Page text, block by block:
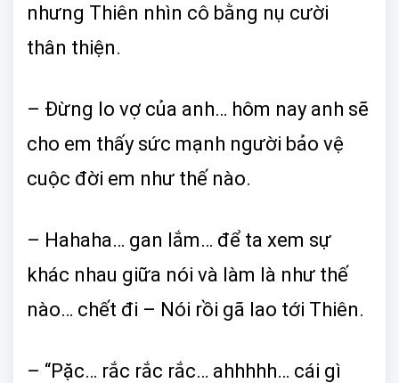
nhưng Thiên nhìn cô bằng nụ cười
thân thiện.
– Đừng lo vợ của anh… hôm nay anh sẽ
cho em thấy sức mạnh người bảo vệ
cuộc đời em như thế nào.
– Hahaha… gan lắm… để ta xem sự
khác nhau giữa nói và làm là như thế
nào… chết đi – Nói rồi gã lao tới Thiên.
– “Pặc… rắc rắc rắc… ahhhhh… cái gì